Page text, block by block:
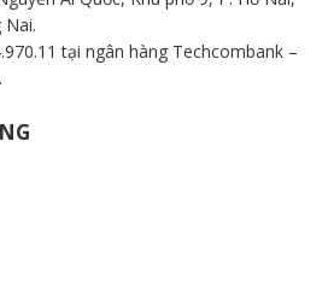
tại ngân hàng Techcombank –